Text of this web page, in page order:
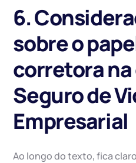
6.
sobre o
corretora
Seguro de
Empresarial
Ao longo do texto, fica